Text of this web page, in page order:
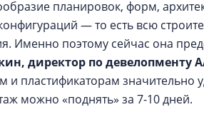
планировок, форм,
— то есть всю
Именно поэтому сейчас она
директор по девелопменту
пластификаторам значительно
можно «поднять» за 7-10 дней.